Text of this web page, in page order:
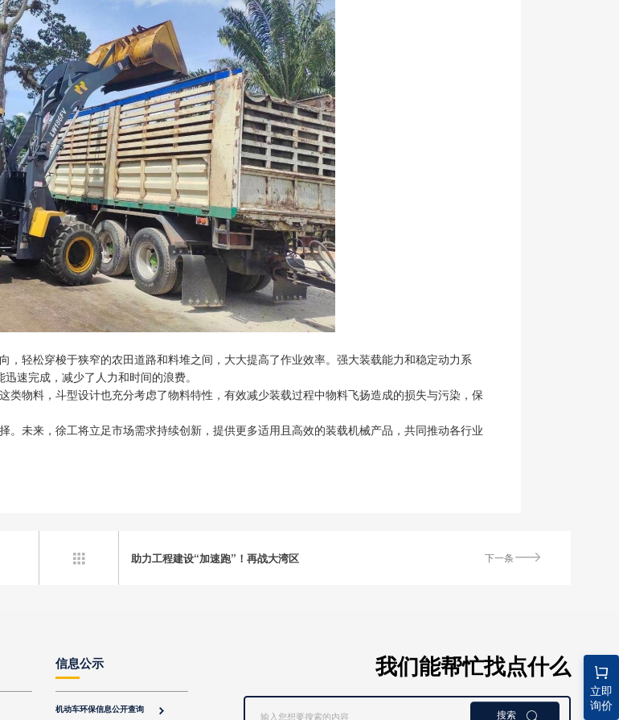
轻松穿梭于狭窄的农田道路和料堆之间，大大提高了作业效率。强大装载能力和稳定动力系
速完成，减少了人力和时间的浪费。
物料，斗型设计也充分考虑了物料特性，有效减少装载过程中物料飞扬造成的损失与污染，保
未来，徐工将立足市场需求持续创新，提供更多适用且高效的装载机械产品，共同推动各行业
下一条
助力工程建设“加速跑”！再战大湾区

立即
询价
信息公示
机动车环保信息公开查询 
我们能帮忙找点什么
搜索 